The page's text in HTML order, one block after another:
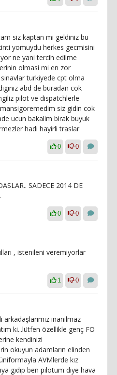
siz kaptan mi geldiniz bu
yomuydu herkes gecmisini
ne yani tercih edilme
olmasi mi en zor
turkiyede cpt olma
abd de buradan cok
pilot ve dispatchlerle
siz gidin cok
ucun bakalim birak buyuk
hadi hayirli traslar
0 0
SADECE 2014 DE
0 0
, istenileni veremiyorlar
1 0
inanılmaz
ki...lütfen özellikle genç FO
kendinizi
okuyun adamların elinden
AVMlerde kız
gidip ben pilotum diye hava